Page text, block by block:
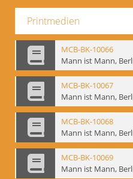
Printmedien
MCB-BK-10066
MCB-BK-10067
MCB-BK-10068
MCB-BK-10069